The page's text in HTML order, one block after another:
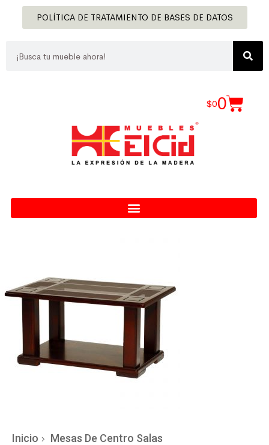
POLÍTICA DE TRATAMIENTO DE BASES DE DATOS
$00
Inicio
Mesas De Centro Salas